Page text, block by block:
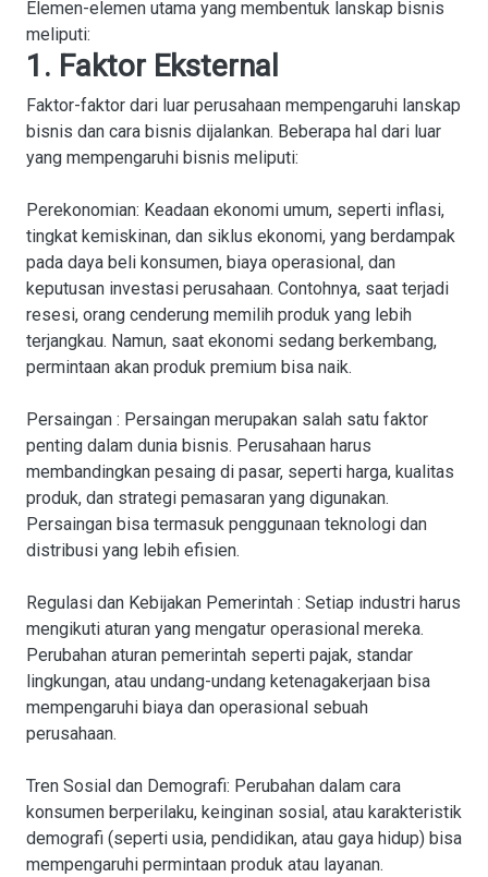
Elemen-elemen utama yang membentuk lanskap bisnis
meliputi:
1. Faktor Eksternal
Faktor-faktor dari luar perusahaan mempengaruhi lanskap
bisnis dan cara bisnis dijalankan. Beberapa hal dari luar
yang mempengaruhi bisnis meliputi:
Perekonomian: Keadaan ekonomi umum, seperti inflasi,
tingkat kemiskinan, dan siklus ekonomi, yang berdampak
pada daya beli konsumen, biaya operasional, dan
keputusan investasi perusahaan. Contohnya, saat terjadi
resesi, orang cenderung memilih produk yang lebih
terjangkau. Namun, saat ekonomi sedang berkembang,
permintaan akan produk premium bisa naik.
Persaingan : Persaingan merupakan salah satu faktor
penting dalam dunia bisnis. Perusahaan harus
membandingkan pesaing di pasar, seperti harga, kualitas
produk, dan strategi pemasaran yang digunakan.
Persaingan bisa termasuk penggunaan teknologi dan
distribusi yang lebih efisien.
Regulasi dan Kebijakan Pemerintah : Setiap industri harus
mengikuti aturan yang mengatur operasional mereka.
Perubahan aturan pemerintah seperti pajak, standar
lingkungan, atau undang-undang ketenagakerjaan bisa
mempengaruhi biaya dan operasional sebuah
perusahaan.
Tren Sosial dan Demografi: Perubahan dalam cara
konsumen berperilaku, keinginan sosial, atau karakteristik
demografi (seperti usia, pendidikan, atau gaya hidup) bisa
mempengaruhi permintaan produk atau layanan.